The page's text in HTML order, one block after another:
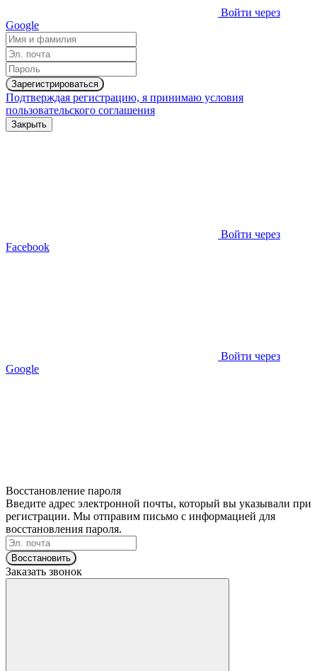
Войти через
Google
Зарегистрироваться
Подтверждая регистрацию, я принимаю условия
пользовательского соглашения
Закрыть
Войти через
Facebook
Войти через
Google
Восстановление пароля
Введите адрес электронной почты, который вы указывали при
регистрации. Мы отправим письмо с информацией для
восстановления пароля.
Восстановить
Заказать звонок